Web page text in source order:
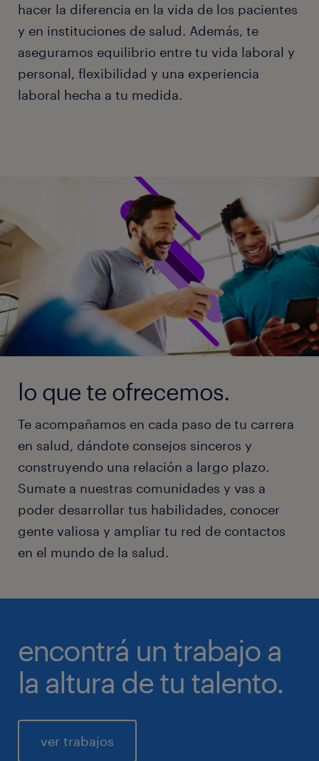
hacer la diferencia en la vida de los pacientes
y en instituciones de salud. Además, te
aseguramos equilibrio entre tu vida laboral y
personal, flexibilidad y una experiencia
laboral hecha a tu medida.
lo que te ofrecemos.
Te acompañamos en cada paso de tu carrera
en salud, dándote consejos sinceros y
construyendo una relación a largo plazo.
Sumate a nuestras comunidades y vas a
poder desarrollar tus habilidades, conocer
gente valiosa y ampliar tu red de contactos
en el mundo de la salud.
encontrá un trabajo a
la altura de tu talento.
ver trabajos